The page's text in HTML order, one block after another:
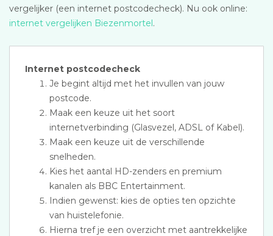
vergelijker (een internet postcodecheck). Nu ook online:
internet vergelijken Biezenmortel.
Internet postcodecheck
Je begint altijd met het invullen van jouw
postcode.
Maak een keuze uit het soort
internetverbinding (Glasvezel, ADSL of Kabel).
Maak een keuze uit de verschillende
snelheden.
Kies het aantal HD-zenders en premium
kanalen als BBC Entertainment.
Indien gewenst: kies de opties ten opzichte
van huistelefonie.
Hierna tref je een overzicht met aantrekkelijke